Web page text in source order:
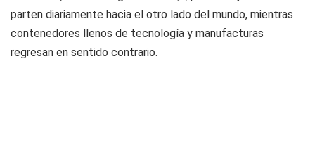
parten diariamente hacia el otro lado del mundo, mientras
contenedores llenos de tecnología y manufacturas
regresan en sentido contrario.